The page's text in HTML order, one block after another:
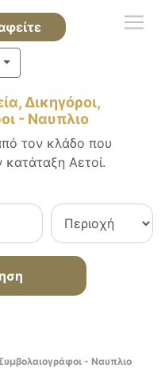
Δικηγόροι,
- Ναυπλιο
τον κλάδο που
Αετοί.
- Ναυπλιο